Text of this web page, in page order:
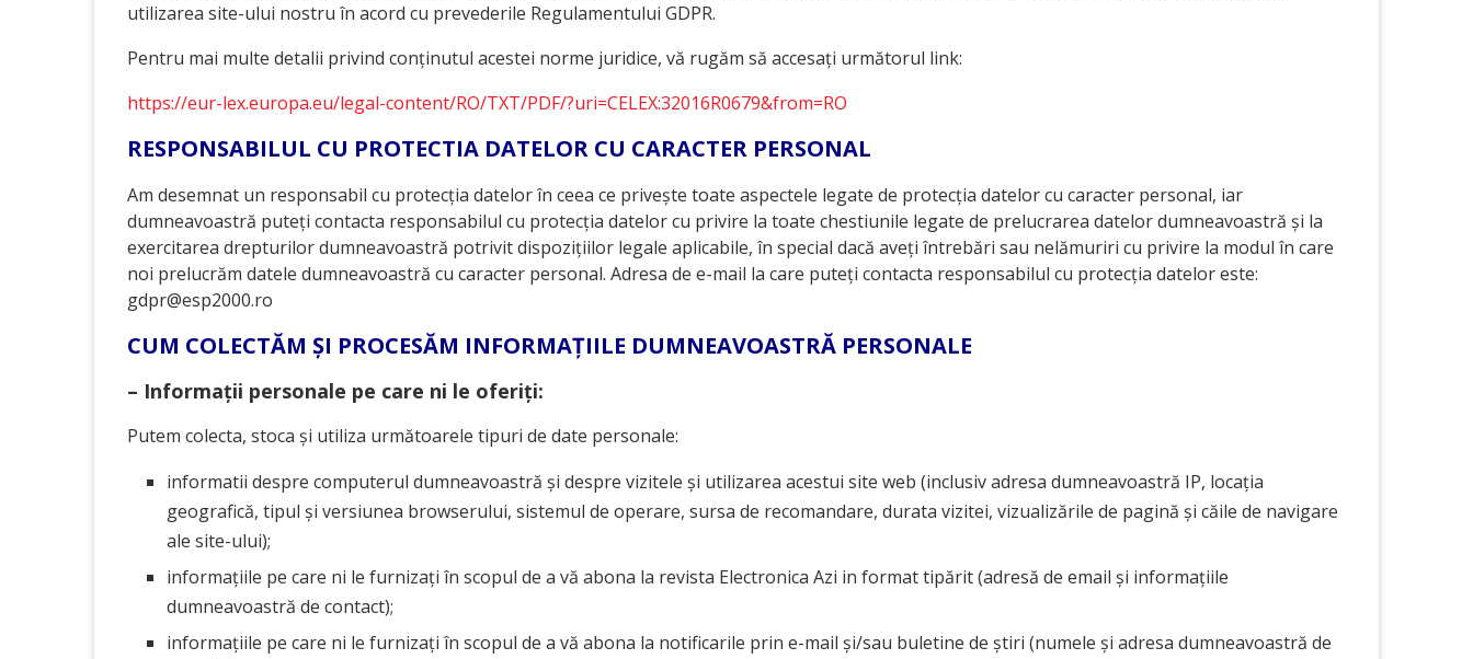
utilizarea site-ului nostru în acord cu prevederile Regulamentului GDPR.
Pentru mai multe detalii privind conținutul acestei norme juridice, vă rugăm să accesați următorul link:
https://eur-lex.europa.eu/legal-content/RO/TXT/PDF/?uri=CELEX:32016R0679&from=RO
RESPONSABILUL CU PROTECTIA DATELOR CU CARACTER PERSONAL
Am desemnat un responsabil cu protecția datelor în ceea ce privește toate aspectele legate de protecția datelor cu caracter personal, iar
dumneavoastră puteți contacta responsabilul cu protecția datelor cu privire la toate chestiunile legate de prelucrarea datelor dumneavoastră și la
exercitarea drepturilor dumneavoastră potrivit dispozițiilor legale aplicabile, în special dacă aveți întrebări sau nelămuriri cu privire la modul în care
noi prelucrăm datele dumneavoastră cu caracter personal. Adresa de e-mail la care puteți contacta responsabilul cu protecția datelor este:
gdpr@esp2000.ro
CUM COLECTĂM ȘI PROCESĂM INFORMAȚIILE DUMNEAVOASTRĂ PERSONALE
– Informații personale pe care ni le oferiți:
Putem colecta, stoca și utiliza următoarele tipuri de date personale:
informatii despre computerul dumneavoastră și despre vizitele și utilizarea acestui site web (inclusiv adresa dumneavoastră IP, locația
geografică, tipul și versiunea browserului, sistemul de operare, sursa de recomandare, durata vizitei, vizualizările de pagină și căile de navigare
ale site-ului);
informațiile pe care ni le furnizați în scopul de a vă abona la revista Electronica Azi in format tipărit (adresă de email și informațiile
dumneavoastră de contact);
informațiile pe care ni le furnizați în scopul de a vă abona la notificarile prin e-mail și/sau buletine de știri (numele și adresa dumneavoastră de